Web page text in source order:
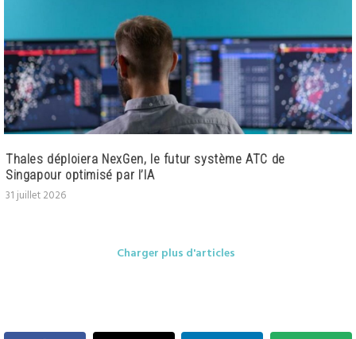
Thales déploiera NexGen, le futur système ATC de
Singapour optimisé par l’IA
31 juillet 2026
Charger plus d'articles